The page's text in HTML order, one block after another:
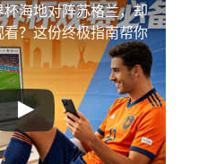
海地对阵苏格兰，却
？这份终极指南帮你